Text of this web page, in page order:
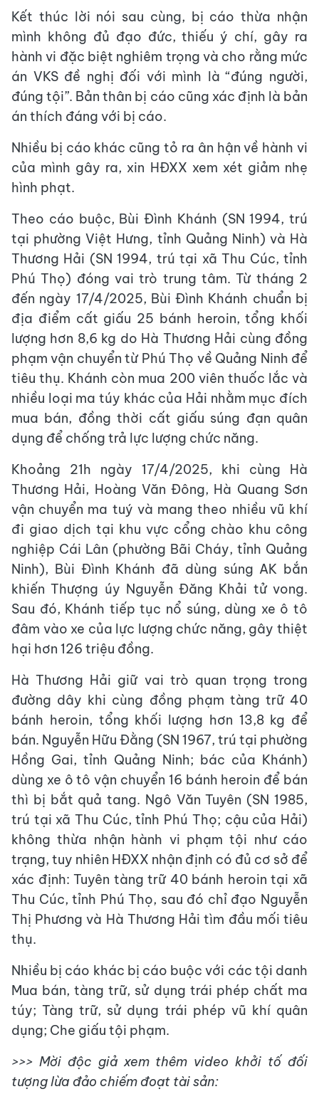
Kết thúc lời nói sau cùng, bị cáo thừa nhận
mình không đủ đạo đức, thiếu ý chí, gây ra
hành vi đặc biệt nghiêm trọng và cho rằng mức
án VKS đề nghị đối với mình là “đúng người,
đúng tội”. Bản thân bị cáo cũng xác định là bản
án thích đáng với bị cáo.
Nhiều bị cáo khác cũng tỏ ra ân hận về hành vi
của mình gây ra, xin HĐXX xem xét giảm nhẹ
hình phạt.
Theo cáo buộc, Bùi Đình Khánh (SN 1994, trú
tại phường Việt Hưng, tỉnh Quảng Ninh) và Hà
Thương Hải (SN 1994, trú tại xã Thu Cúc, tỉnh
Phú Thọ) đóng vai trò trung tâm. Từ tháng 2
đến ngày 17/4/2025, Bùi Đình Khánh chuẩn bị
địa điểm cất giấu 25 bánh heroin, tổng khối
lượng hơn 8,6 kg do Hà Thương Hải cùng đồng
phạm vận chuyển từ Phú Thọ về Quảng Ninh để
tiêu thụ. Khánh còn mua 200 viên thuốc lắc và
nhiều loại ma túy khác của Hải nhằm mục đích
mua bán, đồng thời cất giấu súng đạn quân
dụng để chống trả lực lượng chức năng.
Khoảng 21h ngày 17/4/2025, khi cùng Hà
Thương Hải, Hoàng Văn Đông, Hà Quang Sơn
vận chuyển ma tuý và mang theo nhiều vũ khí
đi giao dịch tại khu vực cổng chào khu công
nghiệp Cái Lân (phường Bãi Cháy, tỉnh Quảng
Ninh), Bùi Đình Khánh đã dùng súng AK bắn
khiến Thượng úy Nguyễn Đăng Khải tử vong.
Sau đó, Khánh tiếp tục nổ súng, dùng xe ô tô
đâm vào xe của lực lượng chức năng, gây thiệt
hại hơn 126 triệu đồng.
Hà Thương Hải giữ vai trò quan trọng trong
đường dây khi cùng đồng phạm tàng trữ 40
bánh heroin, tổng khối lượng hơn 13,8 kg để
bán. Nguyễn Hữu Đằng (SN 1967, trú tại phường
Hồng Gai, tỉnh Quảng Ninh; bác của Khánh)
dùng xe ô tô vận chuyển 16 bánh heroin để bán
thì bị bắt quả tang. Ngô Văn Tuyên (SN 1985,
trú tại xã Thu Cúc, tỉnh Phú Thọ; cậu của Hải)
không thừa nhận hành vi phạm tội như cáo
trạng, tuy nhiên HĐXX nhận định có đủ cơ sở để
xác định: Tuyên tàng trữ 40 bánh heroin tại xã
Thu Cúc, tỉnh Phú Thọ, sau đó chỉ đạo Nguyễn
Thị Phương và Hà Thương Hải tìm đầu mối tiêu
thụ.
Nhiều bị cáo khác bị cáo buộc với các tội danh
Mua bán, tàng trữ, sử dụng trái phép chất ma
túy; Tàng trữ, sử dụng trái phép vũ khí quân
dụng; Che giấu tội phạm.
>>> Mời độc giả xem thêm video khởi tố đối
tượng lừa đảo chiếm đoạt tài sản: